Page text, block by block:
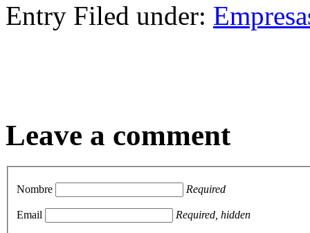
Entry Filed under:
Leave a comment
Nombre Required
Email Required, hidden